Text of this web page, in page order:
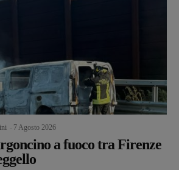
7 Agosto 2026
a fuoco tra Firenze